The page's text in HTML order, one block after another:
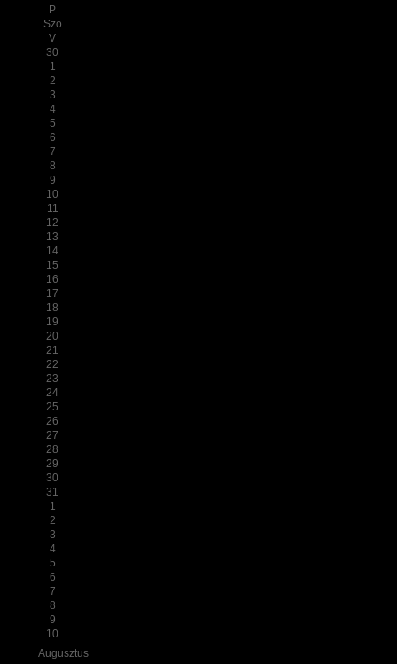
P
Szo
V
30
1
2
3
4
5
6
7
8
9
10
11
12
13
14
15
16
17
18
19
20
21
22
23
24
25
26
27
28
29
30
31
1
2
3
4
5
6
7
8
9
10
Augusztus